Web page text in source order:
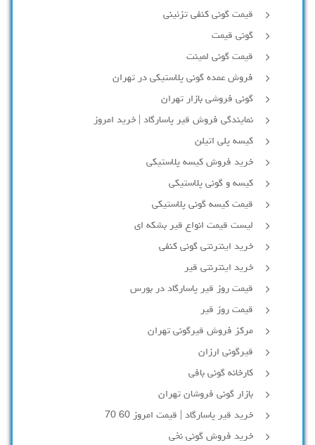
قیمت گونی کنفی تزئینی
گونی قیمت
قیمت گونی لمینت
فروش عمده گونی پلاستیکی در تهران
گونی فروشی بازار تهران
نمایندگی فروش قیر پاسارگاد | خرید امروز
کیسه پلی اتیلن
خرید فروش کیسه پلاستیکی
کیسه و گونی پلاستیکی
قیمت کیسه گونی پلاستیکی
لیست قیمت انواع قیر بشکه ای
خرید اینترنتی گونی کنفی
خرید اینترنتی قیر
قیمت روز قیر پاسارگاد در بورس
قیمت روز قیر
مرکز فروش قیرگونی تهران
قیرگونی ارزان
کارخانه گونی بافی
بازار گونی فروشان تهران
خرید قیر پاسارگاد | قیمت امروز 60 70
خرید فروش گونی نخی